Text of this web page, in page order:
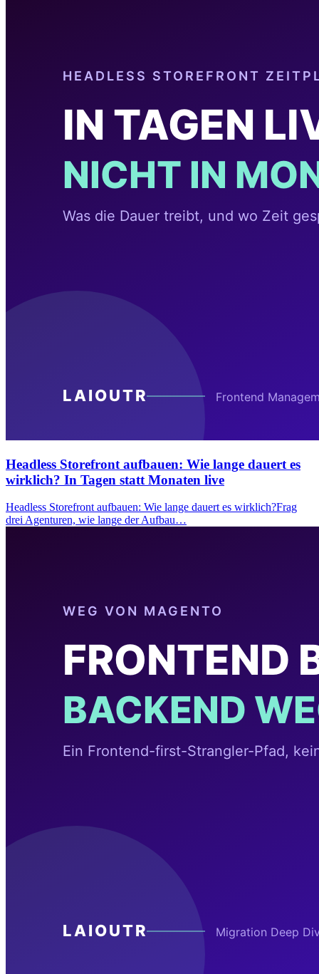
Headless Storefront aufbauen: Wie lange dauert es
wirklich? In Tagen statt Monaten live
Headless Storefront aufbauen: Wie lange dauert es wirklich?Frag
drei Agenturen, wie lange der Aufbau…